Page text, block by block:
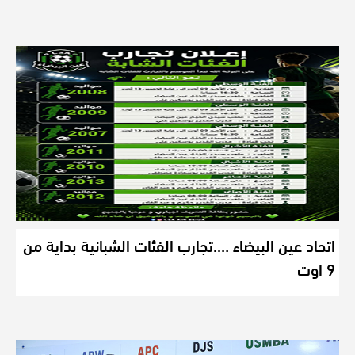
اتحاد عين البيضاء ….تجارب الفئات الشبانية بداية من
9 اوت